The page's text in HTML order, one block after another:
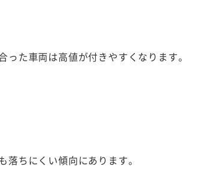
た車両は高値が付きやすくなります。
ちにくい傾向にあります。